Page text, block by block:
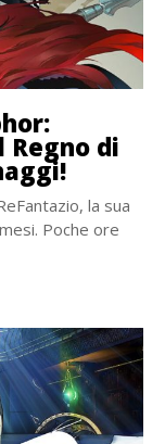
Regno di
la sua
Poche ore